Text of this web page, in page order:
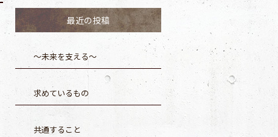
最近の投稿
～未来を支える～
求めているもの
共通すること